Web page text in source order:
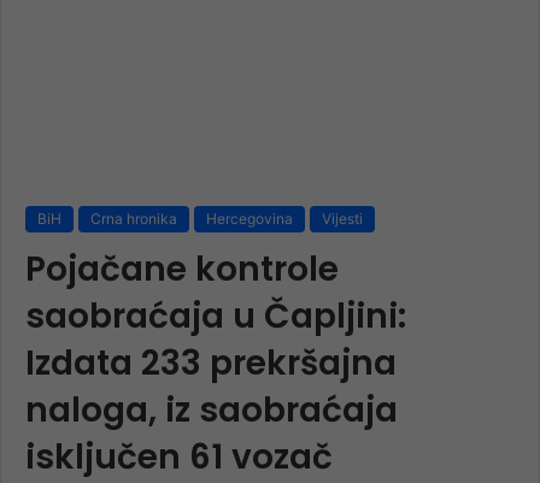
BiH Crna hronika Hercegovina Vijesti
Pojačane kontrole
saobraćaja u Čapljini:
Izdata 233 prekršajna
naloga, iz saobraćaja
isključen 61 vozač